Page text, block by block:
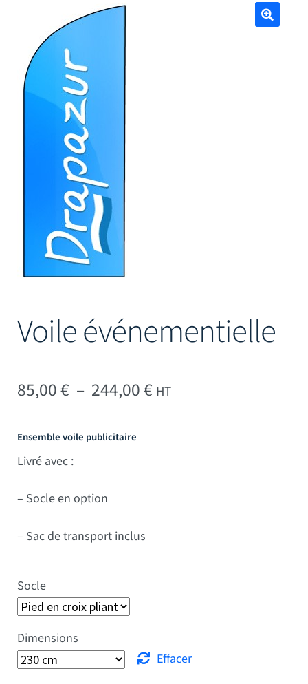
Voile événementielle
85,00€ – 244,00€Plage de prix : 85,00
HT
Ensemble voile publicitaire
Livré avec :
– Socle en option
– Sac de transport inclus
Socle
Dimensions
Effacer